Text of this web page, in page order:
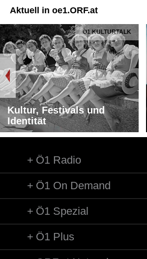
Riebl
Länge: 03:40 min
Label: Harmonia Mundi
Urheber/Urheberin: Natasa Konopitzky
Titel: Moderation
Länge: 47:19 min
Aktuell in oe1.ORF.at
Ö1 KULTURTALK
Kultur, Festivals und
Identität
Ö1 Radio
Ö1 On Demand
Ö1 Spezial
Ö1 Plus